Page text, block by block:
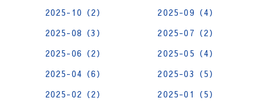
2025-10（2）
2025-09（4）
2025-08（3）
2025-07（2）
2025-06（2）
2025-05（4）
2025-04（6）
2025-03（5）
2025-02（2）
2025-01（5）